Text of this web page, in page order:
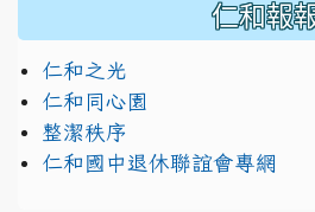
仁和報
仁和之光
仁和同心園
整潔秩序
仁和國中退休聯誼會專網